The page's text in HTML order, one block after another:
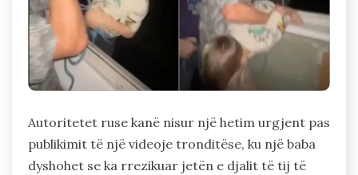
Autoritetet ruse kanë nisur një hetim urgjent pas
publikimit të një videoje tronditëse, ku një baba
dyshohet se ka rrezikuar jetën e djalit të tij të